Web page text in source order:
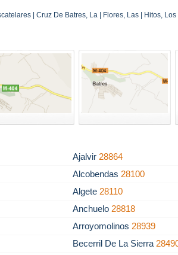
| Cruz De Batres, La | Flores, Las | Hitos,
Ajalvir 28864
Alcobendas 28100
Algete 28110
Anchuelo 28818
Arroyomolinos 28939
Becerril De La Sierra